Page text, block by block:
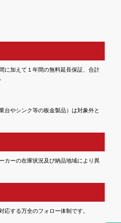
に加えて１年間の無料延長保証、合計
台やシンク等の板金製品）は対象外と
カーの在庫状況及び納品地域により異
応する万全のフォロー体制です。